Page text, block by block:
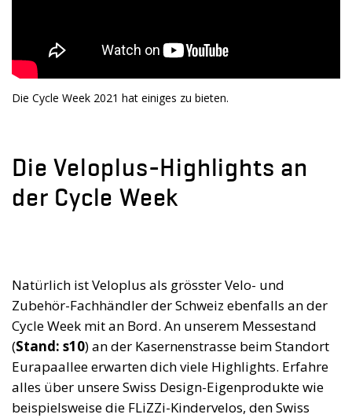
Die Cycle Week 2021 hat einiges zu bieten.
Die Veloplus-Highlights an
der Cycle Week
Natürlich ist Veloplus als grösster Velo- und
Zubehör-Fachhändler der Schweiz ebenfalls an der
Cycle Week mit an Bord. An unserem Messestand
(Stand: s10) an der Kasernenstrasse beim Standort
Eurapaallee erwarten dich viele Highlights. Erfahre
alles über unsere Swiss Design-Eigenprodukte wie
beispielsweise die FLiZZi-Kindervelos, den Swiss